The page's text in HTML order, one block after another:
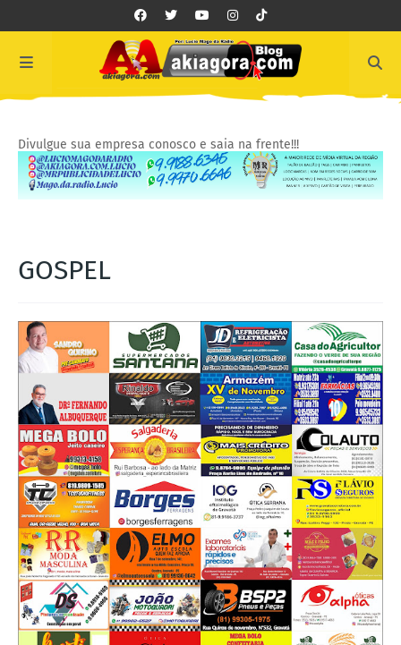
Divulgue sua empresa conosco e saia na frente!!!
GOSPEL